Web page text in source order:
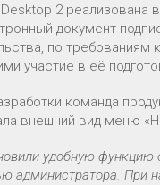
2 реализована
документ
по
участие в её
команда
внешний вид меню
удобную
администратора. При